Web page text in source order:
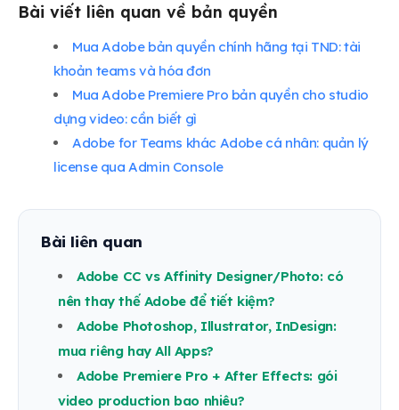
Bài viết liên quan về bản quyền
Mua Adobe bản quyền chính hãng tại TND: tài
khoản teams và hóa đơn
Mua Adobe Premiere Pro bản quyền cho studio
dựng video: cần biết gì
Adobe for Teams khác Adobe cá nhân: quản lý
license qua Admin Console
Bài liên quan
Adobe CC vs Affinity Designer/Photo: có
nên thay thế Adobe để tiết kiệm?
Adobe Photoshop, Illustrator, InDesign:
mua riêng hay All Apps?
Adobe Premiere Pro + After Effects: gói
video production bao nhiêu?